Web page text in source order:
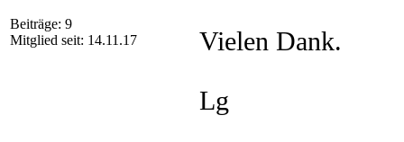
Beiträge: 9
Mitglied seit: 14.11.17
Vielen Dank.
Lg